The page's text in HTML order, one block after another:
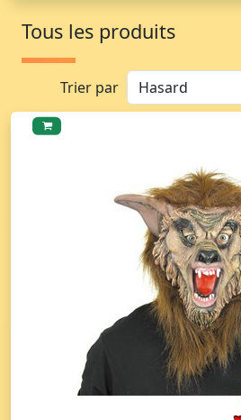
Tous les produits
Trier par